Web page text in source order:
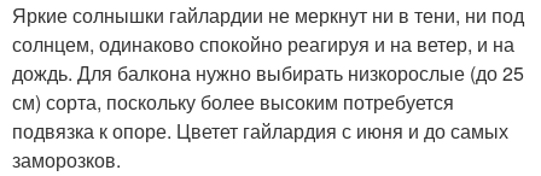
Яркие солнышки гайлардии не меркнут ни в тени, ни под
солнцем, одинаково спокойно реагируя и на ветер, и на
дождь. Для балкона нужно выбирать низкорослые (до 25
см) сорта, поскольку более высоким потребуется
подвязка к опоре. Цветет гайлардия с июня и до самых
заморозков.